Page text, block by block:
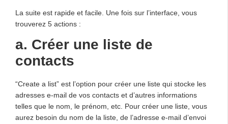
La suite est rapide et facile. Une fois sur l’interface, vous
trouverez 5 actions :
a. Créer une liste de
contacts
“Create a list” est l’option pour créer une liste qui stocke les
adresses e-mail de vos contacts et d’autres informations
telles que le nom, le prénom, etc. Pour créer une liste, vous
aurez besoin du nom de la liste, de l’adresse e-mail d’envoi